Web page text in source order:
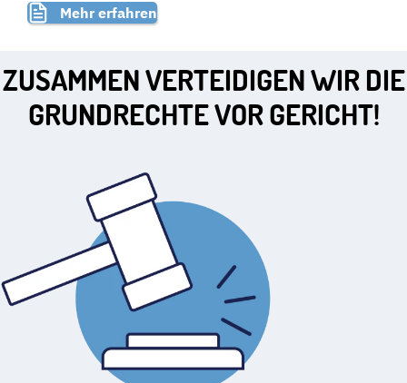
Mehr erfahren
ZUSAMMEN VERTEIDIGEN WIR DIE
GRUNDRECHTE VOR GERICHT!